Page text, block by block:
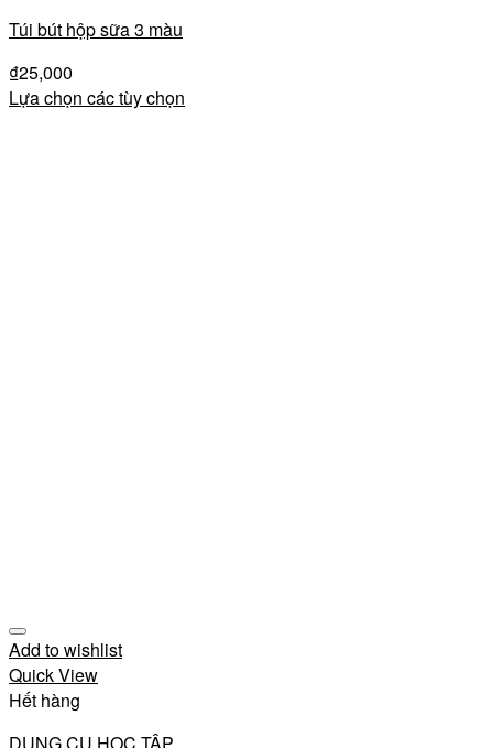
Túi bút hộp sữa 3 màu
₫25,000
Lựa chọn các tùy chọn
Add to wishlist
Quick View
Hết hàng